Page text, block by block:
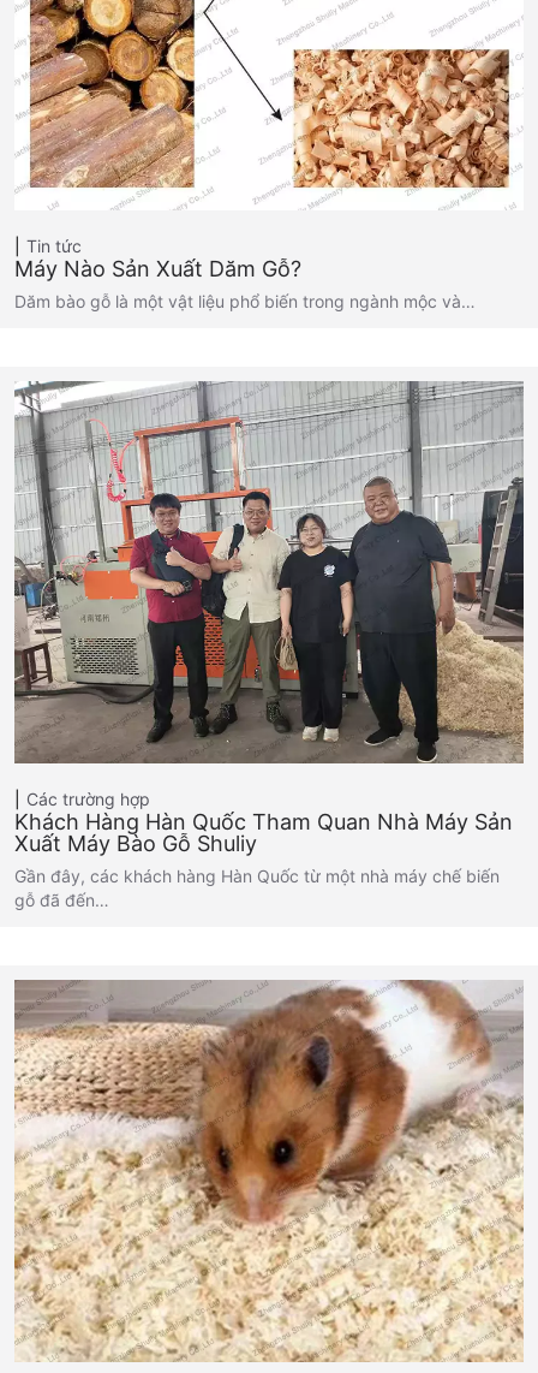
Tin tức
Máy Nào Sản Xuất Dăm Gỗ?
Dăm bào gỗ là một vật liệu phổ biến trong ngành mộc và…
Các trường hợp
Khách Hàng Hàn Quốc Tham Quan Nhà Máy Sản
Xuất Máy Bào Gỗ Shuliy
Gần đây, các khách hàng Hàn Quốc từ một nhà máy chế biến
gỗ đã đến…